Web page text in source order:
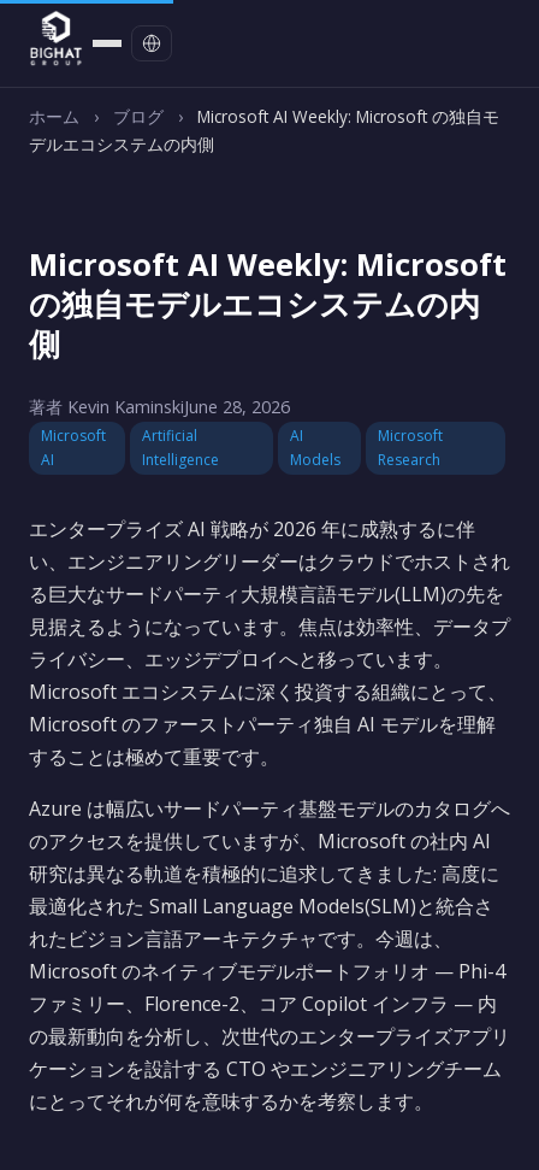
ホーム › ブログ ›
Microsoft AI Weekly: Microsoft の独自モ
デルエコシステムの内側
Microsoft AI Weekly: Microsoft
の独自モデルエコシステムの内
側
著者 Kevin KaminskiJune 28, 2026
Microsoft
AI
Artificial
Intelligence
AI
Models
Microsoft
Research
エンタープライズ AI 戦略が 2026 年に成熟するに伴
い、エンジニアリングリーダーはクラウドでホストされ
る巨大なサードパーティ大規模言語モデル(LLM)の先を
見据えるようになっています。焦点は効率性、データプ
ライバシー、エッジデプロイへと移っています。
Microsoft エコシステムに深く投資する組織にとって、
Microsoft のファーストパーティ独自 AI モデルを理解
することは極めて重要です。
Azure は幅広いサードパーティ基盤モデルのカタログへ
のアクセスを提供していますが、Microsoft の社内 AI
研究は異なる軌道を積極的に追求してきました: 高度に
最適化された Small Language Models(SLM)と統合さ
れたビジョン言語アーキテクチャです。今週は、
Microsoft のネイティブモデルポートフォリオ — Phi-4
ファミリー、Florence-2、コア Copilot インフラ — 内
の最新動向を分析し、次世代のエンタープライズアプリ
ケーションを設計する CTO やエンジニアリングチーム
にとってそれが何を意味するかを考察します。